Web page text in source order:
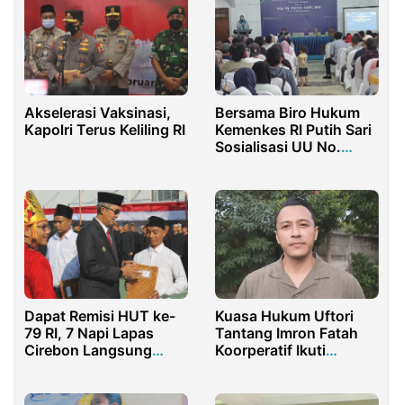
Akselerasi Vaksinasi,
Kapolri Terus Keliling RI
Bersama Biro Hukum
Kemenkes RI Putih Sari
Sosialisasi UU No.
Dapat Remisi HUT ke-
79 RI, 7 Napi Lapas
Cirebon Langsung
Kuasa Hukum Uftori
Tantang Imron Fatah
Koorperatif Ikuti